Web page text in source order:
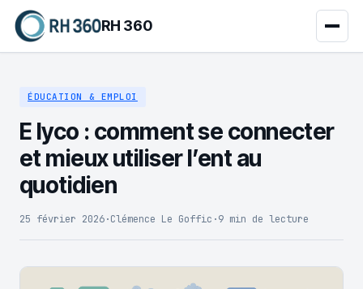
RH 360
ÉDUCATION & EMPLOI
E lyco : comment se connecter
et mieux utiliser l’ent au
quotidien
25 février 2026·Clémence Le Goffic ·9 min de lecture